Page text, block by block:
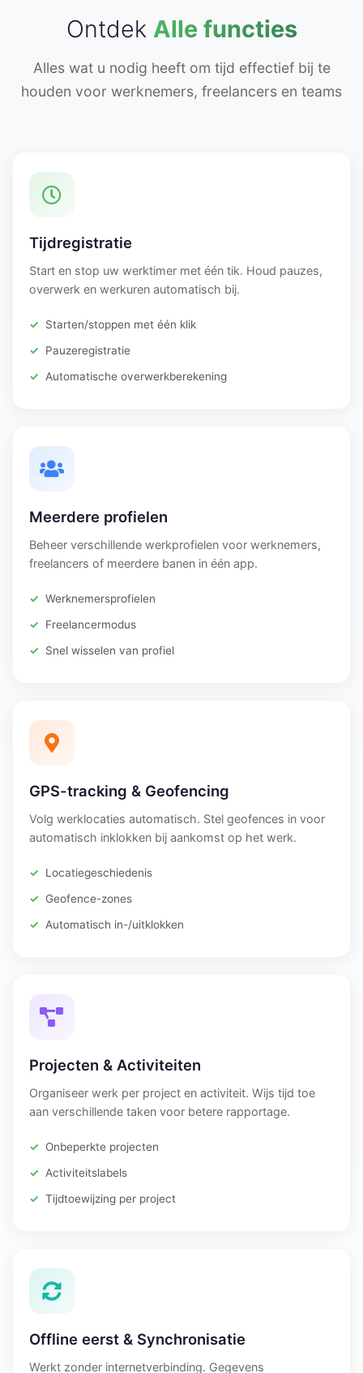
Ontdek Alle functies
Alles wat u nodig heeft om tijd effectief bij te
houden voor werknemers, freelancers en teams
Tijdregistratie
Start en stop uw werktimer met één tik. Houd pauzes,
overwerk en werkuren automatisch bij.
Starten/stoppen met één klik
Pauzeregistratie
Automatische overwerkberekening
Meerdere profielen
Beheer verschillende werkprofielen voor werknemers,
freelancers of meerdere banen in één app.
Werknemersprofielen
Freelancermodus
Snel wisselen van profiel
GPS-tracking & Geofencing
Volg werklocaties automatisch. Stel geofences in voor
automatisch inklokken bij aankomst op het werk.
Locatiegeschiedenis
Geofence-zones
Automatisch in-/uitklokken
Projecten & Activiteiten
Organiseer werk per project en activiteit. Wijs tijd toe
aan verschillende taken voor betere rapportage.
Onbeperkte projecten
Activiteitslabels
Tijdtoewijzing per project
Offline eerst & Synchronisatie
Werkt zonder internetverbinding. Gegevens